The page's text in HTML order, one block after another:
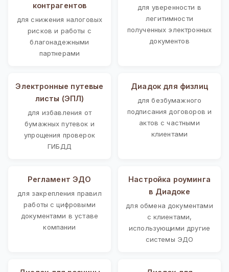
контрагентов
для снижения налоговых
рисков и работы с
благонадежными
партнерами
для уверенности в
легитимности
полученных электронных
документов
Электронные путевые
листы (ЭПЛ)
для избавления от
бумажных путевок и
упрощения проверок
ГИБДД
Диадок для физлиц
для безбумажного
подписания договоров и
актов с частными
клиентами
Регламент ЭДО
для закрепления правил
работы с цифровыми
документами в уставе
компании
Настройка роуминга
в Диадоке
для обмена документами
с клиентами,
использующими другие
системы ЭДО